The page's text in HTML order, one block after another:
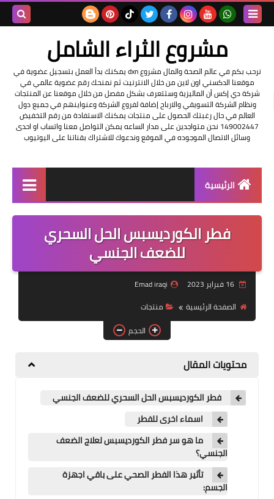
مشروع الثراء الشامل
نرحب بكم في عالم الصحة والمال مشروع dxn يمكنك بدأ العمل بتسجيل عضوية في
موقعنا الدكسني اون لاين من خلال الانترنيت ثم نمنحك رقم عضوية عالمي في
شركة دي إكس أن الماليزية وستتعرف بشكل مفصل من خلال موقعنا عن المنتجات
ونظام الشركة التسويقي والارباح إضافة لفروع الشركة وعنواينهم في جميع دول
العالم في حال رغبتك الحصول على منتجات يمكنك الاستفادة من رقم التخفيض
149002447 نحن متواجدين على مدار الساعه يمكن التواصل معنا واتساب او احدى
وسائل الاتصال الموجوده في الموقع وندعوك للاشتراك بقناتنا على اليوتيوب
الرئيسية
التسجيل في الشركه
عناوين شركة dxn
فرصة عمل
تعرف على DXN
تجارب شفاء
فطر الكورديسبس الحل السحري
للضعف الجنسي
16 فبراير 2023
Emad iraqi
الصفحة الرئيسية
منتجات
الحجم
محتويات المقال
فطر الكورديسبس الحل السحري للضعف الجنسي
اسماء اخرى للفطر
ما هو سر فطر الكورديسبس لعلاج الضعف
الجنسي؟
تأثير هذا الفطر الصحي على باقي اجهزة
الجسم: